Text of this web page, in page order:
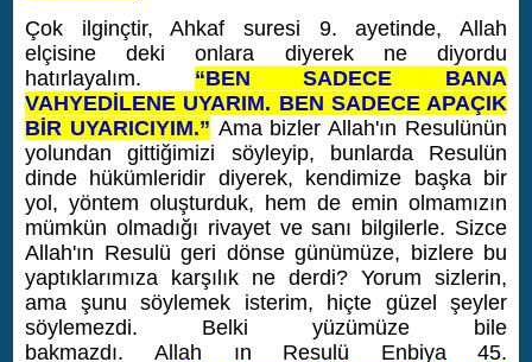
Çok ilginçtir, Ahkaf suresi 9. ayetinde, Allah
elçisine deki onlara diyerek ne diyordu
hatırlayalım. “BEN SADECE BANA
VAHYEDİLENE UYARIM. BEN SADECE APAÇIK
BİR UYARICIYIM.” Ama bizler Allah'ın Resulünün
yolundan gittiğimizi söyleyip, bunlarda Resulün
dinde hükümleridir diyerek, kendimize başka bir
yol, yöntem oluşturduk, hem de emin olmamızın
mümkün olmadığı rivayet ve sanı bilgilerle. Sizce
Allah'ın Resulü geri dönse günümüze, bizlere bu
yaptıklarımıza karşılık ne derdi? Yorum sizlerin,
ama şunu söylemek isterim, hiçte güzel şeyler
söylemezdi. Belki yüzümüze bile
bakmazdı.Allah ın Resulü Enbiya 45.